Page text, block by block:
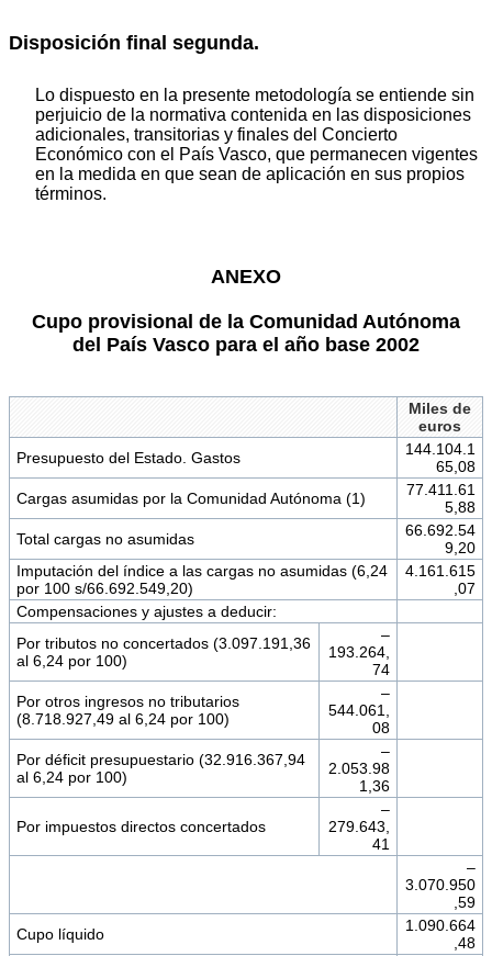
Disposición final segunda.
Lo dispuesto en la presente metodología se entiende sin
perjuicio de la normativa contenida en las disposiciones
adicionales, transitorias y finales del Concierto
Económico con el País Vasco, que permanecen vigentes
en la medida en que sean de aplicación en sus propios
términos.
ANEXO
Cupo provisional de la Comunidad Autónoma
del País Vasco para el año base 2002
Miles de
euros
Presupuesto del Estado. Gastos
144.104.1
65,08
Cargas asumidas por la Comunidad Autónoma (1)
77.411.61
5,88
Total cargas no asumidas
66.692.54
9,20
Imputación del índice a las cargas no asumidas (6,24
por 100 s/66.692.549,20)
4.161.615
,07
Compensaciones y ajustes a deducir:
Por tributos no concertados (3.097.191,36
al 6,24 por 100)
‒
193.264,
74
Por otros ingresos no tributarios
(8.718.927,49 al 6,24 por 100)
‒
544.061,
08
Por déficit presupuestario (32.916.367,94
al 6,24 por 100)
‒
2.053.98
1,36
Por impuestos directos concertados
‒
279.643,
41
‒
3.070.950
,59
Cupo líquido
1.090.664
,48